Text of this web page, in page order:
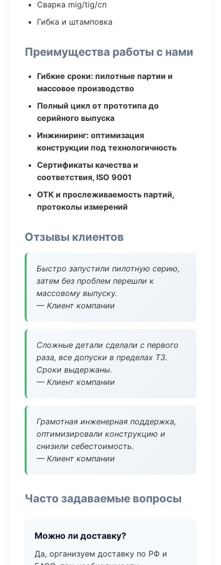
Сварка mig/tig/сп
Гибка и штамповка
Преимущества работы с нами
Гибкие сроки: пилотные партии и
массовое производство
Полный цикл от прототипа до
серийного выпуска
Инжиниринг: оптимизация
конструкции под технологичность
Сертификаты качества и
соответствия, ISO 9001
ОТК и прослеживаемость партий,
протоколы измерений
Отзывы клиентов
Быстро запустили пилотную серию,
затем без проблем перешли к
массовому выпуску.
— Клиент компании
Сложные детали сделали с первого
раза, все допуски в пределах ТЗ.
Сроки выдержаны.
— Клиент компании
Грамотная инженерная поддержка,
оптимизировали конструкцию и
снизили себестоимость.
— Клиент компании
Часто задаваемые вопросы
Можно ли доставку?
Да, организуем доставку по РФ и